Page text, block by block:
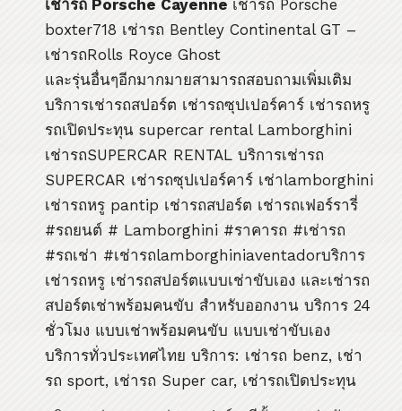
เช่ารถ Porsche Cayenne เช่ารถ Porsche
boxter718 เช่ารถ Bentley Continental GT –
เช่ารถRolls Royce Ghost
และรุ่นอื่นๆอีกมากมายสามารถสอบถามเพิ่มเติม
บริการเช่ารถสปอร์ต เช่ารถซุปเปอร์คาร์ เช่ารถหรู
รถเปิดประทุน supercar rental Lamborghini
เช่ารถSUPERCAR RENTAL บริการเช่ารถ
SUPERCAR เช่ารถซุปเปอร์คาร์ เช่าlamborghini
เช่ารถหรู pantip เช่ารถสปอร์ต เช่ารถเฟอร์รารี่
#รถยนต์ # Lamborghini #ราคารถ #เช่ารถ
#รถเช่า #เช่ารถlamborghiniaventadorบริการ
เช่ารถหรู เช่ารถสปอร์ตแบบเช่าขับเอง และเช่ารถ
สปอร์ตเช่าพร้อมคนขับ สำหรับออกงาน บริการ 24
ชั่วโมง แบบเช่าพร้อมคนขับ แบบเช่าขับเอง
บริการทั่วประเทศไทย บริการ: เช่ารถ benz, เช่า
รถ sport, เช่ารถ Super car, เช่ารถเปิดประทุน